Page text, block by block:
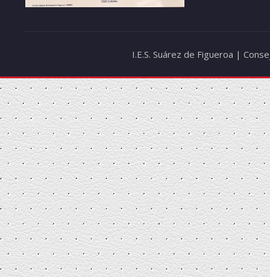
I.E.S. Suárez de Figueroa |